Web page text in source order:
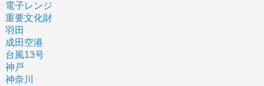
電子レンジ
重要文化財
羽田
成田空港
台風13号
神戸
神奈川